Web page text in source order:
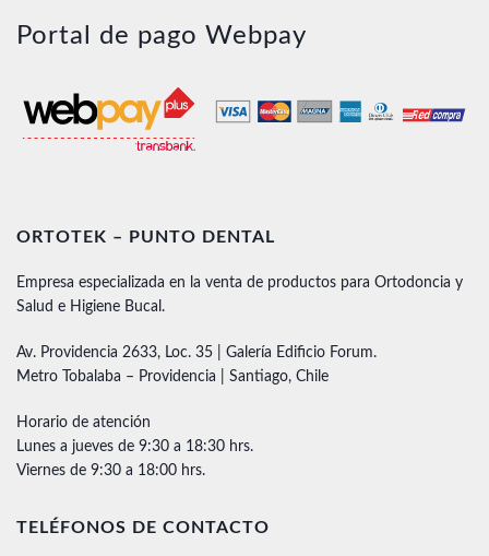
Portal de pago Webpay
ORTOTEK – PUNTO DENTAL
Empresa especializada en la venta de productos para Ortodoncia y
Salud e Higiene Bucal.
Av. Providencia 2633, Loc. 35 | Galería Edificio Forum.
Metro Tobalaba – Providencia | Santiago, Chile
Horario de atención
Lunes a jueves de 9:30 a 18:30 hrs.
Viernes de 9:30 a 18:00 hrs.
TELÉFONOS DE CONTACTO